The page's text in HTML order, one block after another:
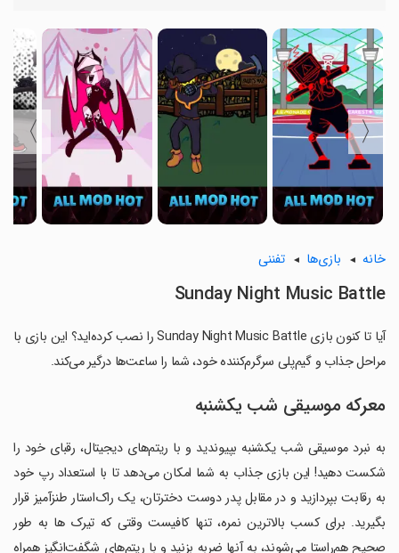
〈
〉
خانه بازی‌ها تفننی
Sunday Night Music Battle
آیا تا کنون بازی Sunday Night Music Battle را نصب کرده‌اید؟ این بازی با
مراحل جذاب و گیم‌پلی سرگرم‌کننده خود، شما را ساعت‌ها درگیر می‌کند.
معرکه موسیقی شب یکشنبه
به نبرد موسیقی شب یکشنبه بپیوندید و با ریتم‌های دیجیتال، رقبای خود را
شکست دهید! این بازی جذاب به شما امکان می‌دهد تا با استعداد رپ خود
به رقابت بپردازید و در مقابل پدر دوست دخترتان، یک راک‌استار طنزآمیز قرار
بگیرید. برای کسب بالاترین نمره، تنها کافیست وقتی که تیرک ها به طور
صحیح هم‌راستا می‌شوند، به آنها ضربه بزنید و با ریتم‌های شگفت‌انگیز همراه